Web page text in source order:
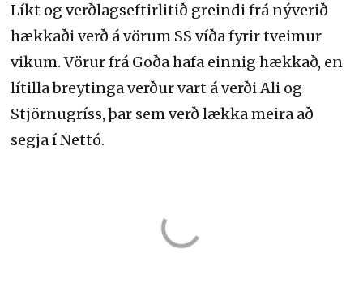
Líkt og verðlagseftirlitið greindi frá nýverið
hækkaði verð á vörum SS víða fyrir tveimur
vikum. Vörur frá Goða hafa einnig hækkað, en
lítilla breytinga verður vart á verði Ali og
Stjörnugríss, þar sem verð lækka meira að
segja í Nettó.